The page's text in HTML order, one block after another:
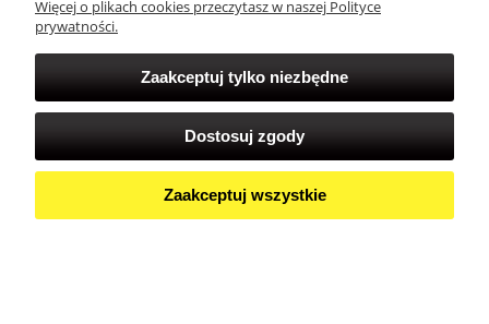
Pokaż pełną wersję strony
Więcej o plikach cookies przeczytasz w naszej Polityce
prywatności.
Zaakceptuj tylko niezbędne
Dostosuj zgody
Zaakceptuj wszystkie